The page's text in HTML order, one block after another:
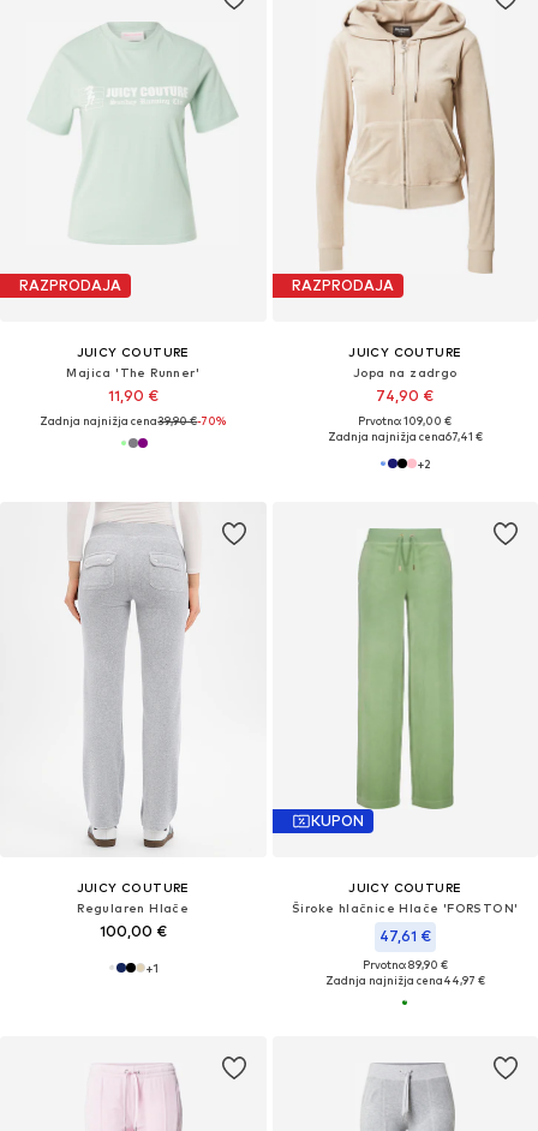
RAZPRODAJA
JUICY COUTURE
Majica 'The Runner'
11,90 €
Zadnja najnižja cena39,90 €-70%
RAZPRODAJA
JUICY COUTURE
Jopa na zadrgo
74,90 €
Prvotno: 109,00 €
Zadnja najnižja cena67,41 €
+2
JUICY COUTURE
Regularen Hlače
100,00 €
+1
KUPON
JUICY COUTURE
Široke hlačnice Hlače 'FORSTON'
47,61 €
Prvotno: 89,90 €
Zadnja najnižja cena44,97 €